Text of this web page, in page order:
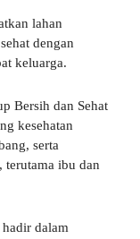
lahan
dengan
keluarga.
Bersih dan Sehat
kesehatan
serta
terutama ibu dan
dalam